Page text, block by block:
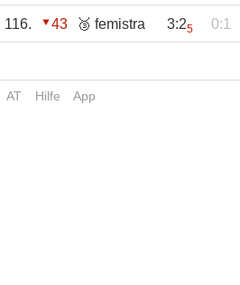
116. 43 🥉 femistra 3:25 0:1
AT Hilfe App